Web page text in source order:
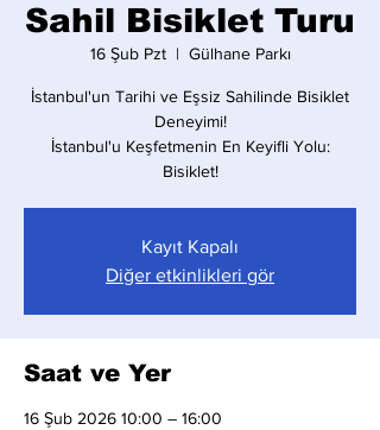
Sahil Bisiklet Turu
16 Şub Pzt
  |
Gülhane Parkı
İstanbul'un Tarihi ve Eşsiz Sahilinde Bisiklet
Deneyimi!
İstanbul'u Keşfetmenin En Keyifli Yolu:
Bisiklet!
Kayıt Kapalı
Diğer etkinlikleri gör
Saat ve Yer
16 Şub 2026 10:00 – 16:00